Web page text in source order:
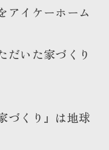
アイケーホーム
だいた家づくり
づくり』は地球